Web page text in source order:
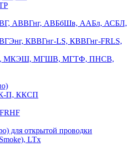
АВВГнг, АВБбШв, ААБл, АСБЛ,
КВВГнг-LS, КВВГнг-FRLS,
МКЭШ, МГШВ, МГТФ, ПНСВ,
П, ККСП
для открытой проводки
LTx